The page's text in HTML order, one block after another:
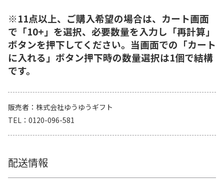
※11点以上、ご購入希望の場合は、カート画面
で「10+」を選択、必要数量を入力し「再計算」
ボタンを押下してください。当画面での「カート
に入れる」ボタン押下時の数量選択は1個で結構
です。
販売者
株式会社ゆうゆうギフト
TEL
0120-096-581
配送情報